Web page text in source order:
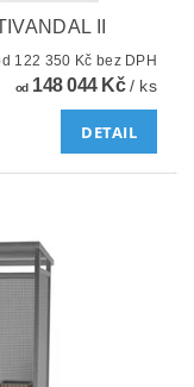
II
od 122 350 Kč bez DPH
od148 044 Kč/ ks
DETAIL